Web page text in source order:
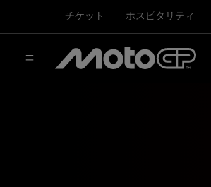
チケット ホスピタリティ